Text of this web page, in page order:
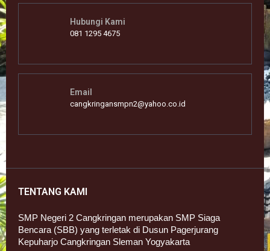
Hubungi Kami
081 1295 4675
Email
cangkringansmpn2@yahoo.co.id
TENTANG KAMI
SMP Negeri 2 Cangkringan merupakan SMP Siaga
Bencara (SBB) yang terletak di Dusun Pagerjurang
Kepuharjo Cangkringan Sleman Yogyakarta